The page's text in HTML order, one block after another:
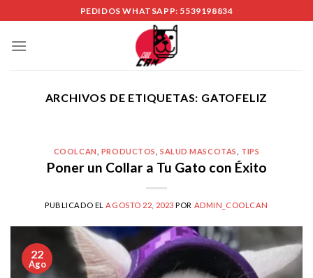
to
content
PEDIDOS WHATSAPP: 5539198834
ARCHIVOS DE ETIQUETAS: GATOFELIZ
COOLCAN PRODUCTOS SALUD MASCOTAS TIPS
Poner un Collar a Tu Gato con Éxito
PUBLICADO EL AGOSTO 22, 2023 POR ADMIN_COOLCAN
22
Ago